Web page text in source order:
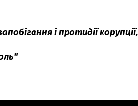
і протидії корупції,